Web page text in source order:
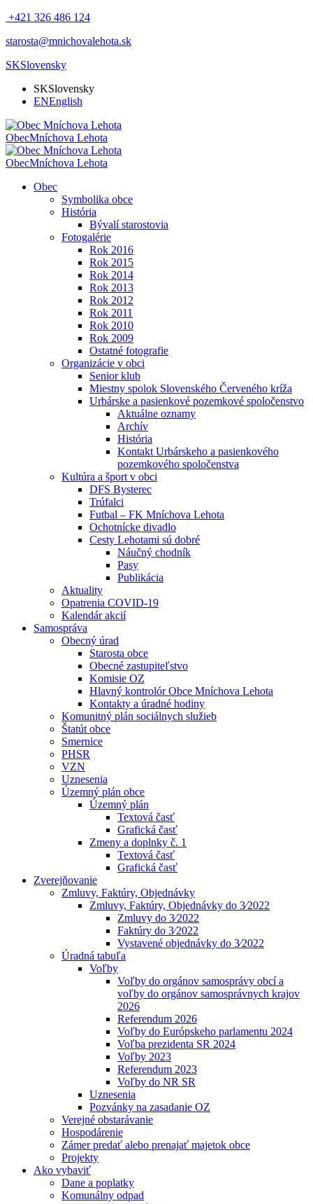
+421 326 486 124
starosta@mnichovalehota.sk
SKSlovensky
SKSlovensky
ENEnglish
ObecMníchova Lehota
ObecMníchova Lehota
Obec
Symbolika obce
História
Bývalí starostovia
Fotogalérie
Rok 2016
Rok 2015
Rok 2014
Rok 2013
Rok 2012
Rok 2011
Rok 2010
Rok 2009
Ostatné fotografie
Organizácie v obci
Senior klub
Miestny spolok Slovenského Červeného kríža
Urbárske a pasienkové pozemkové spoločenstvo
Aktuálne oznamy
Archív
História
Kontakt Urbárskeho a pasienkového
pozemkového spoločenstva
Kultúra a šport v obci
DFS Bysterec
Trúfalci
Futbal – FK Mníchova Lehota
Ochotnícke divadlo
Cesty Lehotami sú dobré
Náučný chodník
Pasy
Publikácia
Aktuality
Opatrenia COVID-19
Kalendár akcií
Samospráva
Obecný úrad
Starosta obce
Obecné zastupiteľstvo
Komisie OZ
Hlavný kontrolór Obce Mníchova Lehota
Kontakty a úradné hodiny
Komunitný plán sociálnych služieb
Štatút obce
Smernice
PHSR
VZN
Uznesenia
Územný plán obce
Územný plán
Textová časť
Grafická časť
Zmeny a doplnky č. 1
Textová časť
Grafická časť
Zverejňovanie
Zmluvy, Faktúry, Objednávky
Zmluvy, Faktúry, Objednávky do 3⁄2022
Zmluvy do 3⁄2022
Faktúry do 3⁄2022
Vystavené objednávky do 3⁄2022
Úradná tabuľa
Voľby
Voľby do orgánov samosprávy obcí a
voľby do orgánov samosprávnych krajov
2026
Referendum 2026
Voľby do Európskeho parlamentu 2024
Voľba prezidenta SR 2024
Voľby 2023
Referendum 2023
Voľby do NR SR
Uznesenia
Pozvánky na zasadanie OZ
Verejné obstarávanie
Hospodárenie
Zámer predať alebo prenajať majetok obce
Projekty
Ako vybaviť
Dane a poplatky
Komunálny odpad